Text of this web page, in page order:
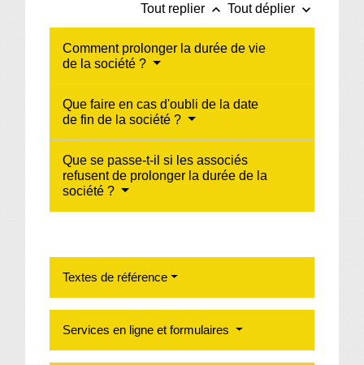
Tout replier keyboard_arrow_up Tout déplier keyboard_arrow_down
Comment prolonger la durée de vie
de la société ?
Que faire en cas d'oubli de la date
de fin de la société ?
Que se passe-t-il si les associés
refusent de prolonger la durée de la
société ?
Textes de référence
Services en ligne et formulaires